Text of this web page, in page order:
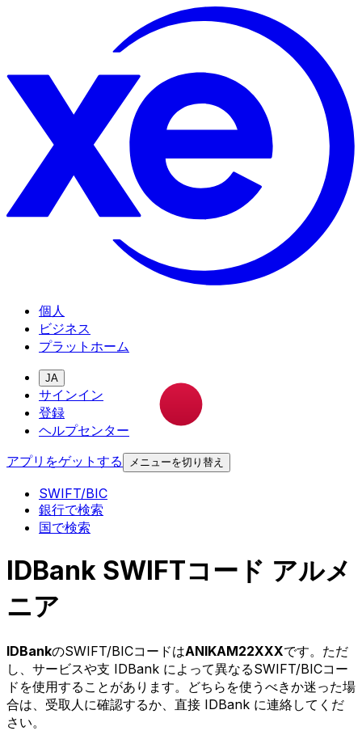
個人
ビジネス
プラットホーム
JA
サインイン
登録
ヘルプセンター
アプリをゲットする
メニューを切り替え
SWIFT/BIC
銀行で検索
国で検索
IDBank SWIFTコード アルメ
ニア
IDBankのSWIFT/BICコードはANIKAM22XXXです。ただ
し、サービスや支 IDBank によって異なるSWIFT/BICコー
ドを使用することがあります。どちらを使うべきか迷った場
合は、受取人に確認するか、直接 IDBank に連絡してくだ
さい。